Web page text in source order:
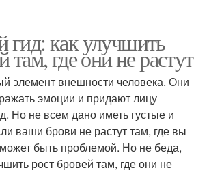
как улучшить
там, где они не растут
элемент внешности человека. Они
эмоции и придают лицу
Но не всем дано иметь густые и
ваши брови не растут там, где вы
быть проблемой. Но не беда,
рост бровей там, где они не